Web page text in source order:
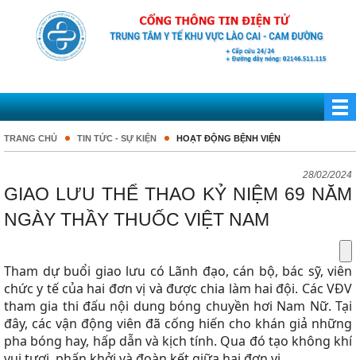
TRANG CHỦ TIN TỨC - SỰ KIỆN HOẠT ĐỘNG BỆNH VIỆN
28/02/2024
GIAO LƯU THỂ THAO KỶ NIỆM 69 NĂM
NGÀY THẦY THUỐC VIỆT NAM
Tham dự buổi giao lưu có Lãnh đạo, cán bộ, bác sỹ, viên
chức y tế của hai đơn vị và được chia làm hai đội. Các VĐV
tham gia thi đấu nội dung bóng chuyền hơi Nam Nữ. Tại
đây, các vận động viên đã cống hiến cho khán giả những
pha bóng hay, hấp dẫn và kịch tính. Qua đó tạo không khí